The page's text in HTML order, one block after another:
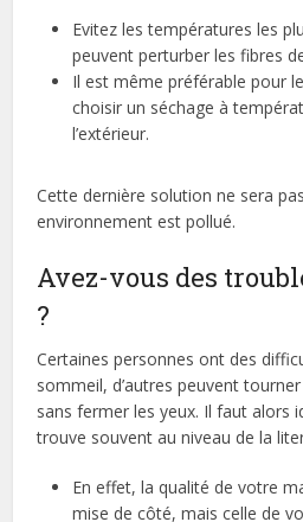
Evitez les températures les
peuvent perturber les fibres
Il est même préférable pour
choisir un séchage à
l’extérieur.
Cette dernière solution ne sera
environnement est pollué.
Avez-vous des
?
Certaines personnes ont des
sommeil, d’autres peuvent
sans fermer les yeux. Il faut alors
trouve souvent au niveau de la
En effet, la qualité de votre
mise de côté, mais celle de